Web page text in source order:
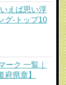
えば思い浮
グ-トップ10
ーク 一覧｜
県章】